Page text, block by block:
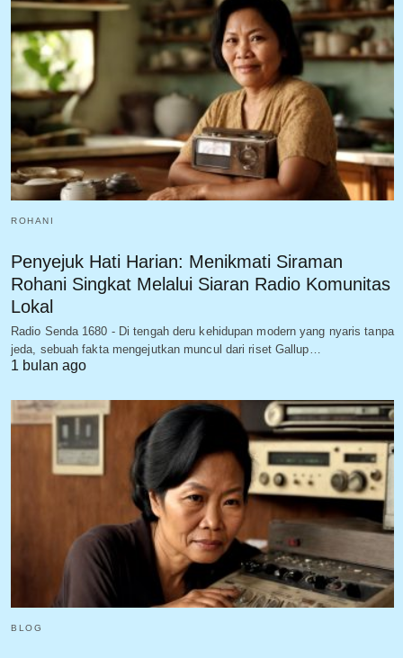
ROHANI
Penyejuk Hati Harian: Menikmati Siraman
Rohani Singkat Melalui Siaran Radio Komunitas
Lokal
Radio Senda 1680 - Di tengah deru kehidupan modern yang nyaris tanpa
jeda, sebuah fakta mengejutkan muncul dari riset Gallup…
1 bulan ago
BLOG